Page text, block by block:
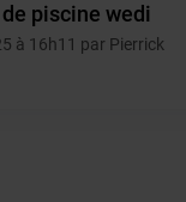
piscine wedi
à 16h11 par Pierrick